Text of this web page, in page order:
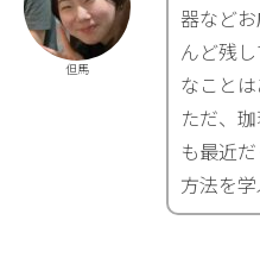
但馬
器など
んど残
なこと
ただ、
も最近
方法を